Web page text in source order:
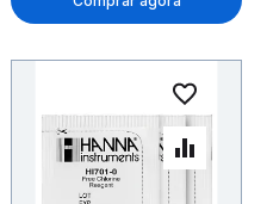
à lista de
para Comparar